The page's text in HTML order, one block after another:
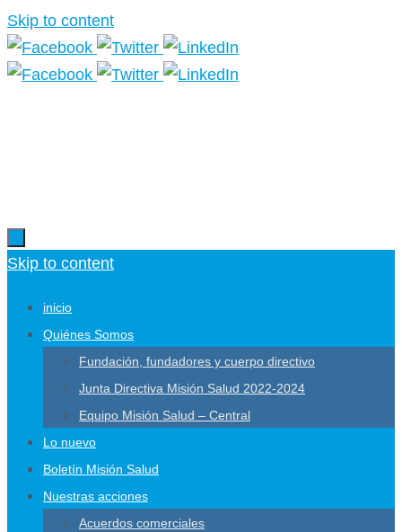
Skip to content
Skip to content
inicio
Quiénes Somos
Fundación, fundadores y cuerpo directivo
Junta Directiva Misión Salud 2022-2024
Equipo Misión Salud – Central
Lo nuevo
Boletín Misión Salud
Nuestras acciones
Acuerdos comerciales
Más información.